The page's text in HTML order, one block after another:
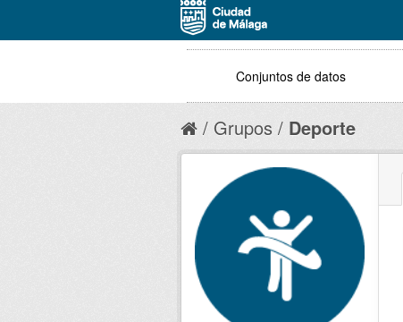
Conjuntos de datos
Grupos Deporte